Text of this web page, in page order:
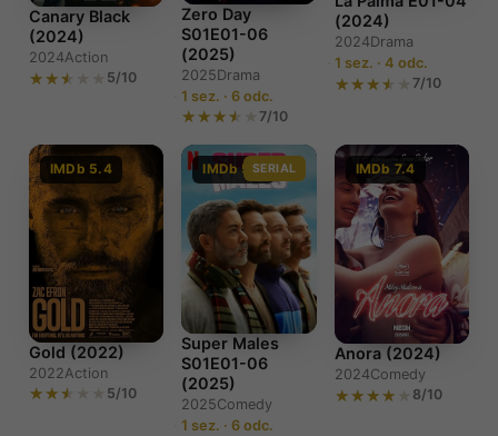
Canary Black
(2024)
2024Action
5/10
Zero Day
S01E01-06
(2025)
2025Drama
1 sez. · 6 odc.
7/10
(2024)
2024Drama
1 sez. · 4 odc.
7/10
IMDb 5.4
Gold (2022)
2022Action
5/10
IMDb 5.4SERIAL
Super Males
S01E01-06
(2025)
2025Comedy
1 sez. · 6 odc.
IMDb 7.4
Anora (2024)
2024Comedy
8/10